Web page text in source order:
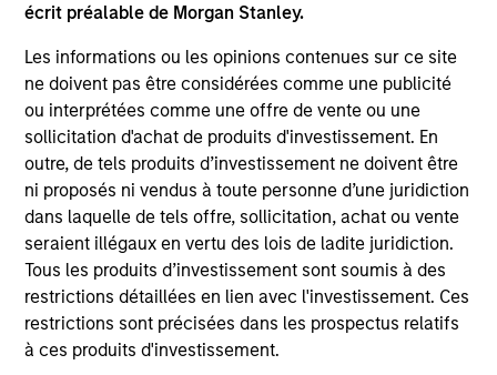
écrit préalable de Morgan Stanley.
Les informations ou les opinions contenues sur ce site
ne doivent pas être considérées comme une publicité
ou interprétées comme une offre de vente ou une
sollicitation d'achat de produits d'investissement. En
outre, de tels produits d’investissement ne doivent être
ni proposés ni vendus à toute personne d’une juridiction
dans laquelle de tels offre, sollicitation, achat ou vente
seraient illégaux en vertu des lois de ladite juridiction.
Tous les produits d’investissement sont soumis à des
restrictions détaillées en lien avec l'investissement. Ces
restrictions sont précisées dans les prospectus relatifs
à ces produits d'investissement.
As of July 25, 2025. The above is provided for informational
and educational purposes only. There is no guarantee that
the investment mentioned resulted in positive performance
(for realized holdings), or will perform well in the future (for
current holdings). The trademarks and service marks above
are the property of their respective owners. The information
on this website has not been authorized, sponsored, or
otherwise approved by such owners. By clicking on any
links shown here, you agree that you are navigating to a
third party site. We are providing these hyperlinks to you
only as a convenience and the inclusion of any hyperlink is
not and does not imply any endorsement, approval,
investigation, verification or monitoring by us of any
information contained in any hyperlinked site. In no event